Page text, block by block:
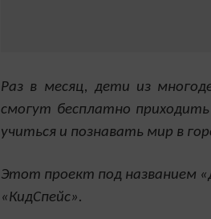
Раз в месяц, дети из
смогут бесплатно
учиться и познавать мир в
Этот проект под названием
«КидСпейс».